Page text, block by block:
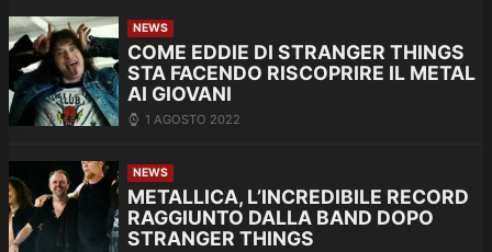
NEWS
COME EDDIE DI STRANGER THINGS
STA FACENDO RISCOPRIRE IL METAL
AI GIOVANI
1 AGOSTO 2022
NEWS
METALLICA, L’INCREDIBILE RECORD
RAGGIUNTO DALLA BAND DOPO
STRANGER THINGS